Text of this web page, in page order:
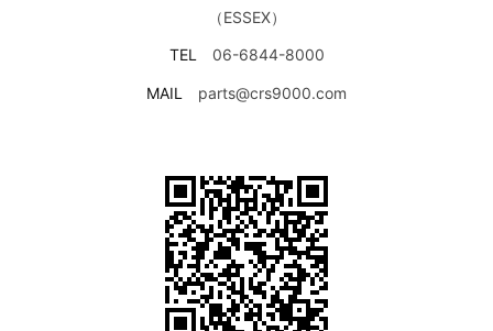
（ESSEX）
TEL 06-6844-8000
MAIL parts@crs9000.com